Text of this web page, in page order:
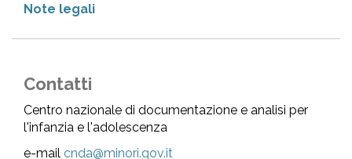
Note legali
Contatti
Centro nazionale di documentazione e analisi per
l'infanzia e l'adolescenza
e-mail cnda@minori.gov.it